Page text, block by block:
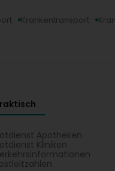
Krankentransport
Apotheken
Kliniken